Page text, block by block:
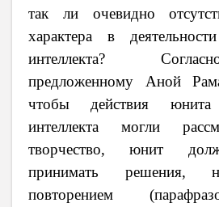
так ли очевидно
характера в
интеллекта?
предложенному Аной
чтобы действия юнита
интеллекта могли
творчество, юнит
принимать решения,
повторением